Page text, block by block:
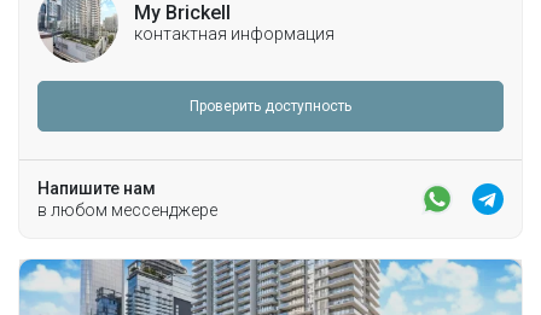
My Brickell
контактная информация
Проверить доступность
Напишите нам
в любом мессенджере